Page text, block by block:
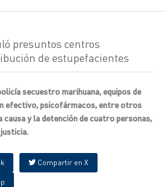
presuntos centros
de estupefacientes
secuestro marihuana, equipos de
efectivo, psicofármacos, entre otros
causa y la detención de cuatro personas,
Compartir en X